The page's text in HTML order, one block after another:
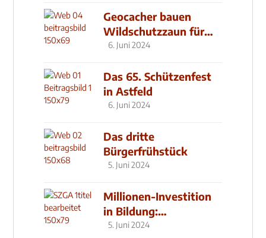
Geocacher bauen
Wildschutzzaun für
den MachMit! Wald
6. Juni 2024
Das 65. Schützenfest
in Astfeld
6. Juni 2024
Das dritte
Bürgerfrühstück
5. Juni 2024
Millionen-Investition
in Bildung:
Schulzentrum-Neubau
5. Juni 2024